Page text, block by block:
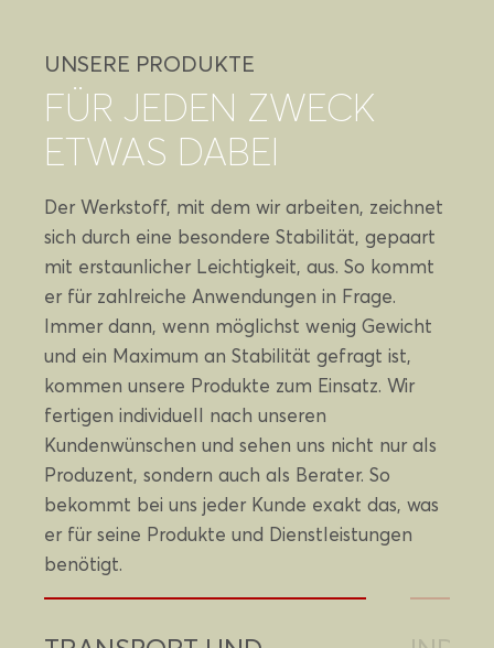
FÜR JEDEN ZWECK
ETWAS DABEI
UNSERE PRODUKTE
Der Werkstoff, mit dem wir arbeiten, zeichnet
sich durch eine besondere Stabilität, gepaart
mit erstaunlicher Leichtigkeit, aus. So kommt
er für zahlreiche Anwendungen in Frage.
Immer dann, wenn möglichst wenig Gewicht
und ein Maximum an Stabilität gefragt ist,
kommen unsere Produkte zum Einsatz. Wir
fertigen individuell nach unseren
Kundenwünschen und sehen uns nicht nur als
Produzent, sondern auch als Berater. So
bekommt bei uns jeder Kunde exakt das, was
er für seine Produkte und Dienstleistungen
benötigt.